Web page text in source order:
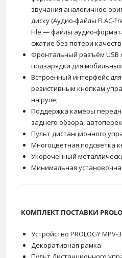
звучания аналогичное
диску (Аудио-файлы FLAC-
File — файлы аудио-
сжатие без потери
Фронтальный разъём USB
подзарядки для мобильных
Встроенный интерфейс
резистивным кнопкам
на руле;
Поддержка камеры
заднего обзора,
Пульт дистанционного
Многоцветная подсветка
Укороченный
Минимальная
КОМПЛЕКТ ПОСТАВКИ
Устройство PROLOGY MPV-
Декоративная рамка